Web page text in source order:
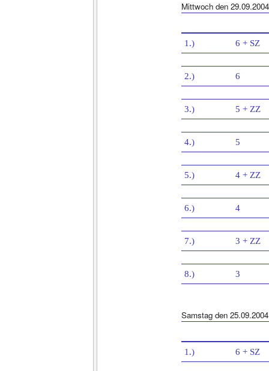
Mittwoch den 29.09.2004
1.) 6 + SZ
2.) 6
3.) 5 + ZZ
4.) 5
5.) 4 + ZZ
6.) 4
7.) 3 + ZZ
8.) 3
Samstag den 25.09.2004
1.) 6 + SZ